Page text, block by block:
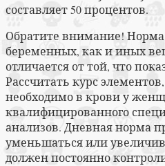
составляет 50 процентов.
Обратите внимание!
беременных, как и иных
отличается от той, что
Рассчитать курс
необходимо в крови у
квалифицированного
анализов. Дневная норма
уменьшаться или
должен постоянно